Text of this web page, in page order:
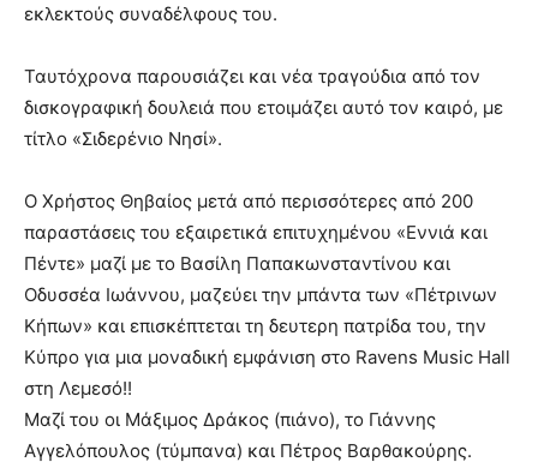
εκλεκτούς συναδέλφους του.
Ταυτόχρονα παρουσιάζει και νέα τραγούδια από τον
δισκογραφική δουλειά που ετοιμάζει αυτό τον καιρό, με
τίτλο «Σιδερένιο Νησί».
Ο Χρήστος Θηβαίος μετά από περισσότερες από 200
παραστάσεις του εξαιρετικά επιτυχημένου «Εννιά και
Πέντε» μαζί με το Βασίλη Παπακωνσταντίνου και
Οδυσσέα Ιωάννου, μαζεύει την μπάντα των «Πέτρινων
Κήπων» και επισκέπτεται τη δευτερη πατρίδα του, την
Κύπρο για μια μοναδική εμφάνιση στο Ravens Music Hall
στη Λεμεσό!!
Μαζί του οι Μάξιμος Δράκος (πιάνο), το Γιάννης
Αγγελόπουλος (τύμπανα) και Πέτρος Βαρθακούρης.